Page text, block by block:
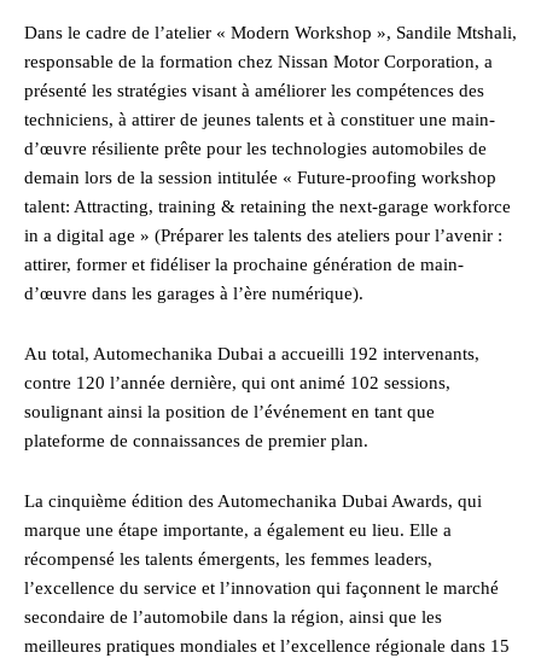
Dans le cadre de l’atelier « Modern Workshop », Sandile Mtshali,
responsable de la formation chez Nissan Motor Corporation, a
présenté les stratégies visant à améliorer les compétences des
techniciens, à attirer de jeunes talents et à constituer une main-
d’œuvre résiliente prête pour les technologies automobiles de
demain lors de la session intitulée « Future-proofing workshop
talent: Attracting, training & retaining the next-garage workforce
in a digital age » (Préparer les talents des ateliers pour l’avenir :
attirer, former et fidéliser la prochaine génération de main-
d’œuvre dans les garages à l’ère numérique).
Au total, Automechanika Dubai a accueilli 192 intervenants,
contre 120 l’année dernière, qui ont animé 102 sessions,
soulignant ainsi la position de l’événement en tant que
plateforme de connaissances de premier plan.
La cinquième édition des Automechanika Dubai Awards, qui
marque une étape importante, a également eu lieu. Elle a
récompensé les talents émergents, les femmes leaders,
l’excellence du service et l’innovation qui façonnent le marché
secondaire de l’automobile dans la région, ainsi que les
meilleures pratiques mondiales et l’excellence régionale dans 15